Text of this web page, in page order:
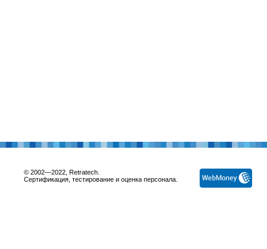
© 2002—2022, Retratech.
Сертификация, тестирование и оценка персонала.